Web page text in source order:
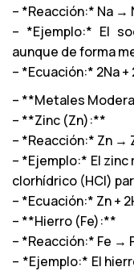
– *Reacción:* Na →
– *Ejemplo:* El
aunque de forma
– *Ecuación:* 2Na +
– **Metales
– **Zinc (Zn):**
– *Reacción:* Zn →
– *Ejemplo:* El
clorhídrico (HCl)
– *Ecuación:* Zn +
– **Hierro (Fe):**
– *Reacción:* Fe →
– *Ejemplo:* El